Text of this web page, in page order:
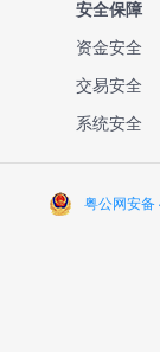
安全保障
资金安全
交易安全
系统安全
粤公网安备